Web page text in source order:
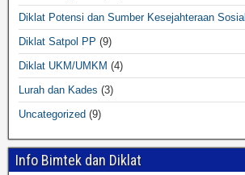
Diklat Potensi dan Sumber Kesejahteraan
Diklat Satpol PP (9)
Diklat UKM/UMKM (4)
Lurah dan Kades (3)
Uncategorized (9)
Info Bimtek dan Diklat